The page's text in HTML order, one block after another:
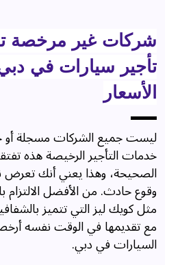
شركات غير مرخصة
تأجير سيارات في
الأسعار
ليست جميع الشركات مسجلة أو
خدمات التأجير الرخيصة هذه
الصحيحة، وهذا يعني أنك
وقوع حادث. من الأفضل الالتزام
مثل كويك ليز التي تتميز
مع تقديمها في الوقت نفسه
السيارات في دبي.